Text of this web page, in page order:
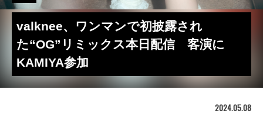
valknee、ワンマンで初披露され
た“OG”リミックス本日配信 客演に
KAMIYA参加
2024.05.08